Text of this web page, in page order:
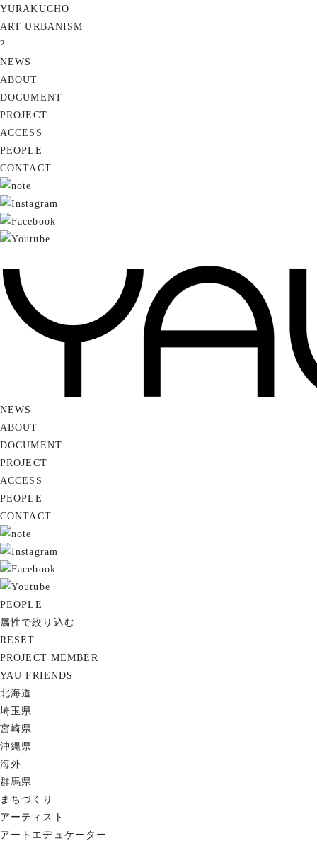
YURAKUCHO
ART URBANISM
?
NEWS
ABOUT
DOCUMENT
PROJECT
ACCESS
PEOPLE
CONTACT
NEWS
ABOUT
DOCUMENT
PROJECT
ACCESS
PEOPLE
CONTACT
PEOPLE
属性で絞り込む
RESET
PROJECT MEMBER
YAU FRIENDS
北海道
埼玉県
宮崎県
沖縄県
海外
群馬県
まちづくり
アーティスト
アートエデュケーター